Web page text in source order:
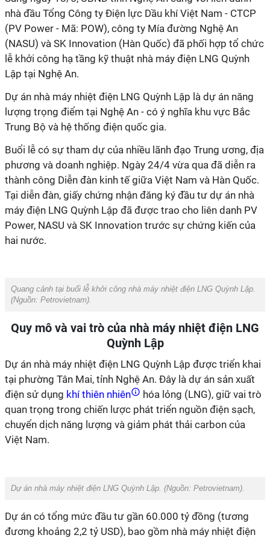
nhà đầu Tổng Công ty Điện lực Dầu khí Việt Nam - CTCP
(PV Power - Mã: POW), công ty Mía đường Nghệ An
(NASU) và SK Innovation (Hàn Quốc) đã phối hợp tổ chức
lễ khởi công hạ tầng kỹ thuật nhà máy điện LNG Quỳnh
Lập tại Nghệ An.
Dự án nhà máy nhiệt điện LNG Quỳnh Lập là dự án năng
lượng trọng điểm tại Nghệ An - có ý nghĩa khu vực Bắc
Trung Bộ và hệ thống điện quốc gia.
Buổi lễ có sự tham dự của nhiều lãnh đạo Trung ương, địa
phương và doanh nghiệp. Ngày 24/4 vừa qua đã diễn ra
thành công Diễn đàn kinh tế giữa Việt Nam và Hàn Quốc.
Tại diễn đàn, giấy chứng nhận đăng ký đầu tư dự án nhà
máy điện LNG Quỳnh Lập đã được trao cho liên danh PV
Power, NASU và SK Innovation trước sự chứng kiến của
hai nước.
Quang cảnh tại buổi lễ khởi công nhà máy nhiệt điện LNG Quỳnh Lập.
(Nguồn: Petrovietnam).
Quy mô và vai trò của nhà máy nhiệt điện LNG
Quỳnh Lập
Dự án nhà máy nhiệt điện LNG Quỳnh Lập được triển khai
tại phường Tân Mai, tỉnh Nghệ An. Đây là dự án sản xuất
điện sử dụng khí thiên nhiên
hóa lỏng (LNG), giữ vai trò
quan trọng trong chiến lược phát triển nguồn điện sạch,
chuyển dịch năng lượng và giảm phát thải carbon của
Việt Nam.
Dự án nhà máy nhiệt điện LNG Quỳnh Lập. (Nguồn: Petrovietnam).
Dự án có tổng mức đầu tư gần 60.000 tỷ đồng (tương
đương khoảng 2,2 tỷ USD), bao gồm nhà máy nhiệt điện